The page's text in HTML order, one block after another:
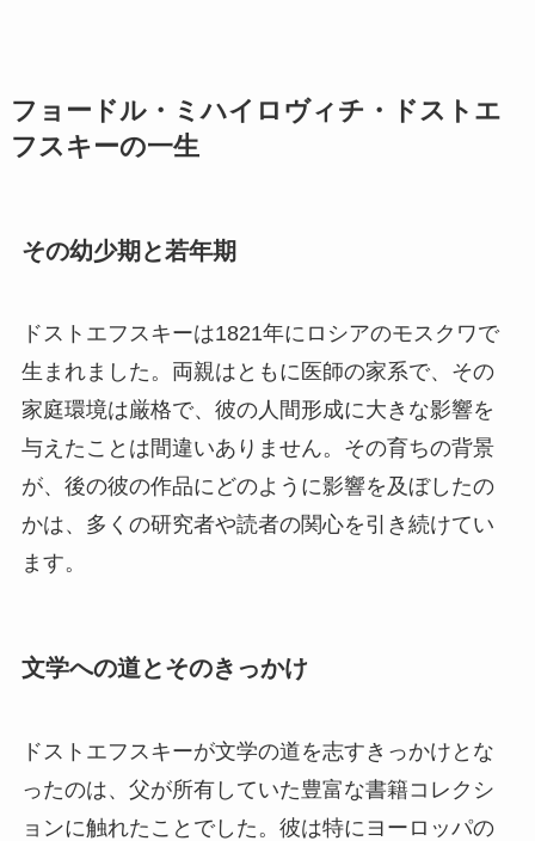
フョードル・ミハイロヴィチ・ドストエ
フスキーの一生
その幼少期と若年期
ドストエフスキーは1821年にロシアのモスクワで
生まれました。両親はともに医師の家系で、その
家庭環境は厳格で、彼の人間形成に大きな影響を
与えたことは間違いありません。その育ちの背景
が、後の彼の作品にどのように影響を及ぼしたの
かは、多くの研究者や読者の関心を引き続けてい
ます。
文学への道とそのきっかけ
ドストエフスキーが文学の道を志すきっかけとな
ったのは、父が所有していた豊富な書籍コレクシ
ョンに触れたことでした。彼は特にヨーロッパの